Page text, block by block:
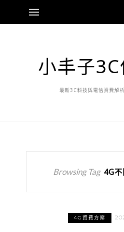
小丰子
最新3C科技與電信資費解
Browsing Tag 4G
4G資費方案